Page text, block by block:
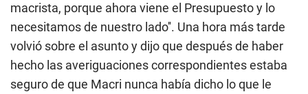
macrista, porque ahora viene el Presupuesto y lo
necesitamos de nuestro lado''. Una hora más tarde
volvió sobre el asunto y dijo que después de haber
hecho las averiguaciones correspondientes estaba
seguro de que Macri nunca había dicho lo que le